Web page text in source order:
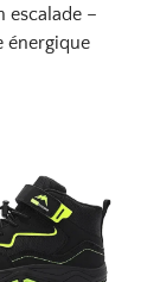
escalade –
énergique